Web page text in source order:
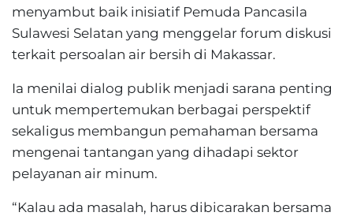
menyambut baik inisiatif Pemuda Pancasila
Sulawesi Selatan yang menggelar forum diskusi
terkait persoalan air bersih di Makassar.
Ia menilai dialog publik menjadi sarana penting
untuk mempertemukan berbagai perspektif
sekaligus membangun pemahaman bersama
mengenai tantangan yang dihadapi sektor
pelayanan air minum.
“Kalau ada masalah, harus dibicarakan bersama